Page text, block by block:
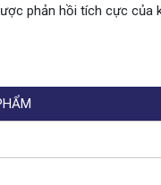
phản hồi tích cực của